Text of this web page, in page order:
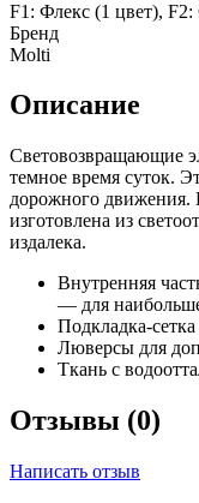
F1: Флекс (1 цвет),
Бренд
Molti
Описание
Световозвращающие
темное время суток.
дорожного движения.
изготовлена из
издалека.
Внутренняя
— для
Подкладка-сетка
Люверсы для
Ткань с
Отзывы (0)
Написать отзыв